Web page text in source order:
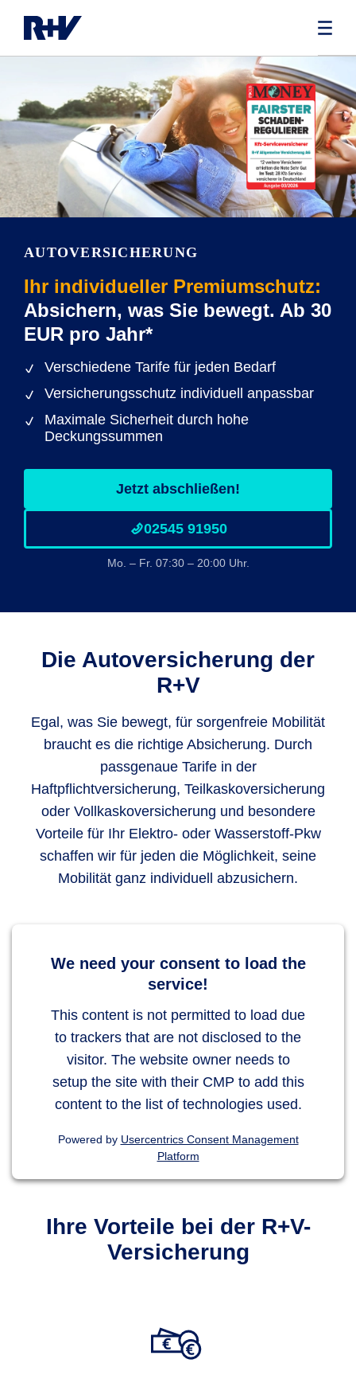
AUTOVERSICHERUNG
Ihr individueller Premiumschutz:
Absichern, was Sie bewegt. Ab 30
EUR pro Jahr*
Verschiedene Tarife für jeden Bedarf
Versicherungsschutz individuell anpassbar
Maximale Sicherheit durch hohe
Deckungssummen
Jetzt abschließen!
02545 91950
Mo. – Fr. 07:30 – 20:00 Uhr.
Die Autoversicherung der
R+V
Egal, was Sie bewegt, für sorgenfreie Mobilität
braucht es die richtige Absicherung. Durch
passgenaue Tarife in der
Haftpflichtversicherung, Teilkaskoversicherung
oder Vollkaskoversicherung und besondere
Vorteile für Ihr Elektro- oder Wasserstoff-Pkw
schaffen wir für jeden die Möglichkeit, seine
Mobilität ganz individuell abzusichern.
We need your consent to load the
service!
This content is not permitted to load due
to trackers that are not disclosed to the
visitor. The website owner needs to
setup the site with their CMP to add this
content to the list of technologies used.
Powered by Usercentrics Consent Management
Platform
Ihre Vorteile bei der R+V-
Versicherung